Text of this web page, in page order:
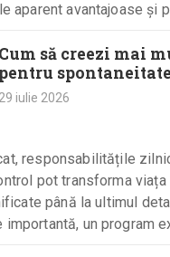
aparent avantajoase și
Cum să creezi mai
pentru
29 iulie 2026
responsabilitățile
pot transforma
până la ultimul
importantă, un program